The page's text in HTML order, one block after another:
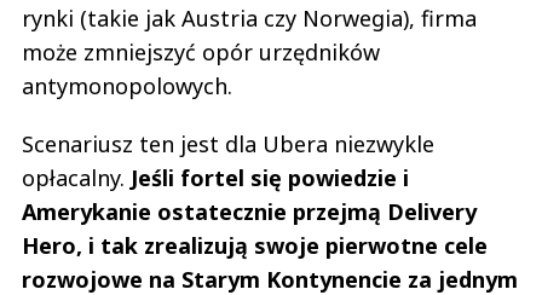
rynki (takie jak Austria czy Norwegia), firma
może zmniejszyć opór urzędników
antymonopolowych.
Scenariusz ten jest dla Ubera niezwykle
opłacalny. Jeśli fortel się powiedzie i
Amerykanie ostatecznie przejmą Delivery
Hero, i tak zrealizują swoje pierwotne cele
rozwojowe na Starym Kontynencie za jednym